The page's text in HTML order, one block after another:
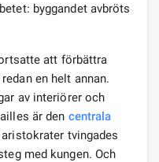
byggandet avbröts
att förbättra
en helt annan.
av interiörer och
är den centrala
tvingades
med kungen. Och